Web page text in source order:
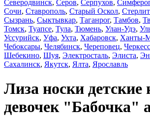
Северодвинск, Серов, Серпухов,
Сочи, Ставрополь, Старый Оскол,
Сызрань, Сыктывкар, Таганрог, Тамбов,
Томск, Туапсе, Тула, Тюмень, Улан-Удэ,
Уссурийск, Уфа, Ухта, Хабаровск, Ханты-
Чебоксары, Челябинск, Череповец,
Шебекино, Шуя, Электросталь, Элиста,
Сахалинск, Якутск, Ялта, Ярославль
Лиза носки детские
девочек "Бабочка"